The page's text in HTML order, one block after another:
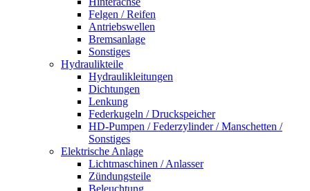
Felgen / Reifen
Antriebswellen
Bremsanlage
Sonstiges
Hydraulikteile
Hydraulikleitungen
Dichtungen
Lenkung
Federkugeln / Druckspeicher
HD-Pumpen / Federzylinder / Manschetten /
Sonstiges
Elektrische Anlage
Lichtmaschinen / Anlasser
Zündungsteile
Beleuchtung